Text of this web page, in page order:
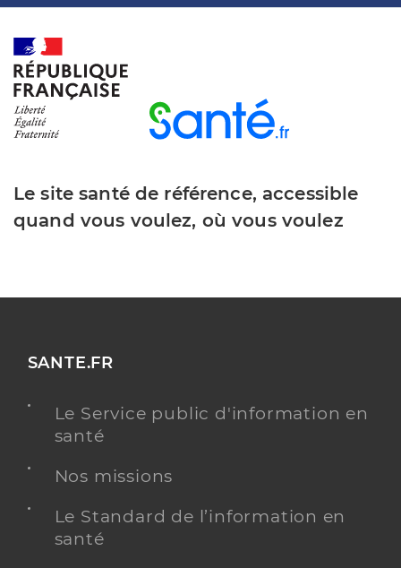
Le site santé de référence, accessible
quand vous voulez, où vous voulez
SANTE.FR
Le Service public d'information en
santé
Nos missions
Le Standard de l’information en
santé